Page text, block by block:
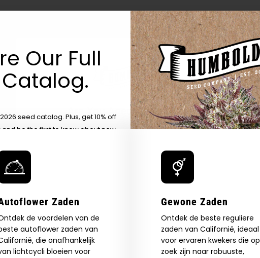
Zaden
de voordelen van de
autoflower zaden van
die onafhankelijk
lichtcycli bloeien voor
Gewone Zaden
Ontdek de beste reguliere
zaden van Californië, ideaal
voor ervaren kwekers die op
zoek zijn naar robuuste,
Are You Aged 18 Or Over?
I accept cookie settings and privacy policy
By clicking AGREE & ENTER, you confirm you are 18
Our Full
seed catalog. Plus, get 10% off
be the first to know about new
21+ by Entering You Are Confirming You're 21+
SIGN ME UP!